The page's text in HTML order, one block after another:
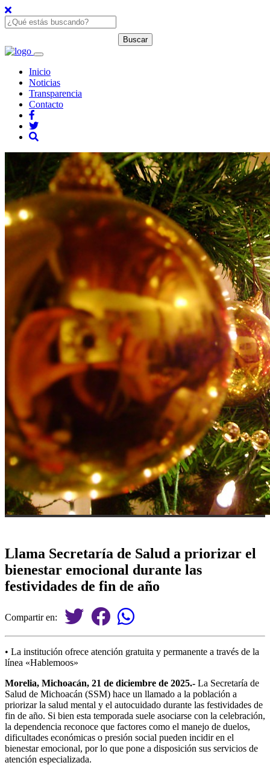
Inicio
Noticias
Transparencia
Contacto
Llama Secretaría de Salud a priorizar el
bienestar emocional durante las
festividades de fin de año
Compartir en:
• La institución ofrece atención gratuita y permanente a través de la
línea «Hablemoos»
Morelia, Michoacán, 21 de diciembre de 2025.- La Secretaría de
Salud de Michoacán (SSM) hace un llamado a la población a
priorizar la salud mental y el autocuidado durante las festividades de
fin de año. Si bien esta temporada suele asociarse con la celebración,
la dependencia reconoce que factores como el manejo de duelos,
dificultades económicas o presión social pueden incidir en el
bienestar emocional, por lo que pone a disposición sus servicios de
atención especializada.